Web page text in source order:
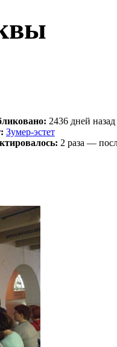
2436 дней
Зумер-эстет
2 раза —